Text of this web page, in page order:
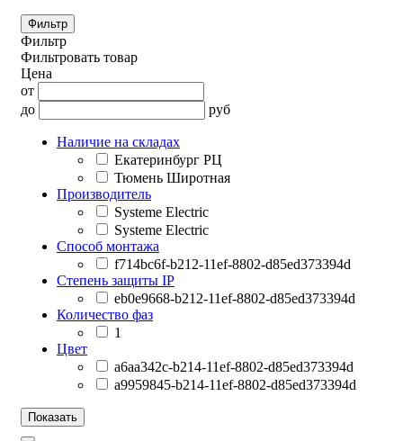
Фильтр
Фильтр
Фильтровать товар
Цена
от
до
руб
Наличие на складах
Екатеринбург РЦ
Тюмень Широтная
Производитель
Systeme Electric
Systeme Electric
Способ монтажа
f714bc6f-b212-11ef-8802-d85ed373394d
Степень защиты IP
eb0e9668-b212-11ef-8802-d85ed373394d
Количество фаз
1
Цвет
a6aa342c-b214-11ef-8802-d85ed373394d
a9959845-b214-11ef-8802-d85ed373394d